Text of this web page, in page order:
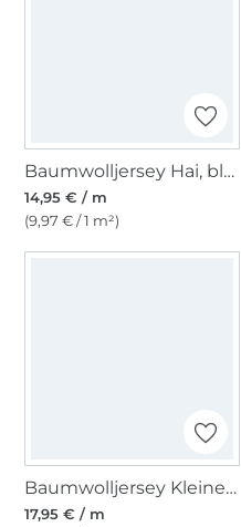
Baumwolljersey Hai, blassmint
14,95 € / m
(9,97 € / 1 m²)
Baumwolljersey Kleine Robbe, natur
17,95 € / m